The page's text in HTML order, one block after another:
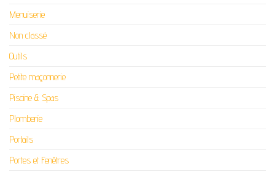
Menuiserie
Non classé
Outils
Petite maçonnerie
Piscine & Spas
Plomberie
Portails
Portes et Fenêtres